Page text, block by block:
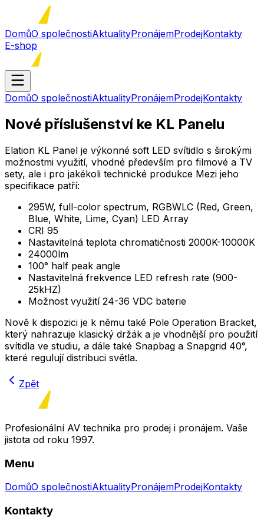
DomůO společnostiAktualityPronájemProdejKontakty
E-shop
DomůO společnostiAktualityPronájemProdejKontakty
Nové příslušenství ke KL Panelu
Elation KL Panel je výkonné soft LED svítidlo s širokými
možnostmi využití, vhodné především pro filmové a TV
sety, ale i pro jakékoli technické produkce Mezi jeho
specifikace patří:
295W, full-color spectrum, RGBWLC (Red, Green,
Blue, White, Lime, Cyan) LED Array
CRI 95
Nastavitelná teplota chromatičnosti 2000K-10000K
24000lm
100° half peak angle
Nastavitelná frekvence LED refresh rate (900-
25kHZ)
Možnost využití 24-36 VDC baterie
Nově k dispozici je k němu také Pole Operation Bracket,
který nahrazuje klasický držák a je vhodnější pro použití
svítidla ve studiu, a dále také Snapbag a Snapgrid 40°,
které regulují distribuci světla.
Zpět
Profesionální AV technika pro prodej i pronájem. Vaše
jistota od roku 1997.
Menu
DomůO společnostiAktualityPronájemProdejKontakty
Kontakty